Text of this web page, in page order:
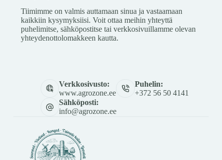
Tiimimme on valmis auttamaan sinua ja vastaamaan
kaikkiin kysymyksiisi. Voit ottaa meihin yhteyttä
puhelimitse, sähköpostitse tai verkkosivuillamme olevan
yhteydenottolomakkeen kautta.
Verkkosivusto:
www.agrozone.ee
Puhelin:
+372 56 50 4141
Sähköposti:
info@agrozone.ee